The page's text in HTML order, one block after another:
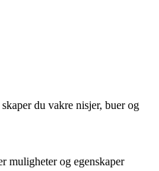
du vakre nisjer, buer og
muligheter og egenskaper